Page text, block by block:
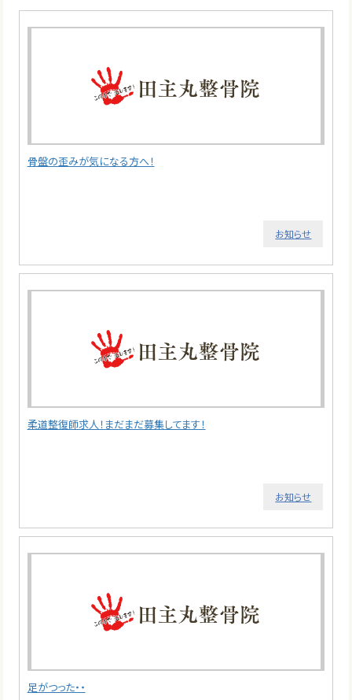
骨盤の歪みが気になる方へ！
お知らせ
柔道整復師求人！まだまだ募集してます！
お知らせ
足がつった・・